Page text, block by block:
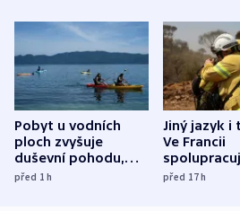
Pobyt u vodních
ploch zvyšuje
duševní pohodu,
ukázala
před 1h
Jiný jazyk i
Ve Francii
různých
před 17h